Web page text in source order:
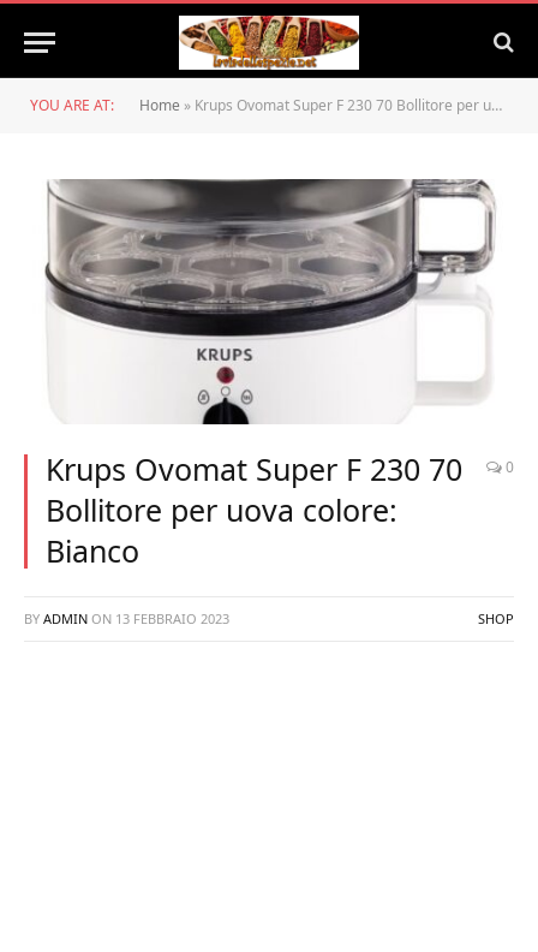
YOU ARE AT: Home » Krups Ovomat Super F 230 70 Bollitore per uova colore: Bianco
Krups Ovomat Super F 230 70
Bollitore per uova colore:
Bianco
0
BY ADMIN ON 13 FEBBRAIO 2023 SHOP